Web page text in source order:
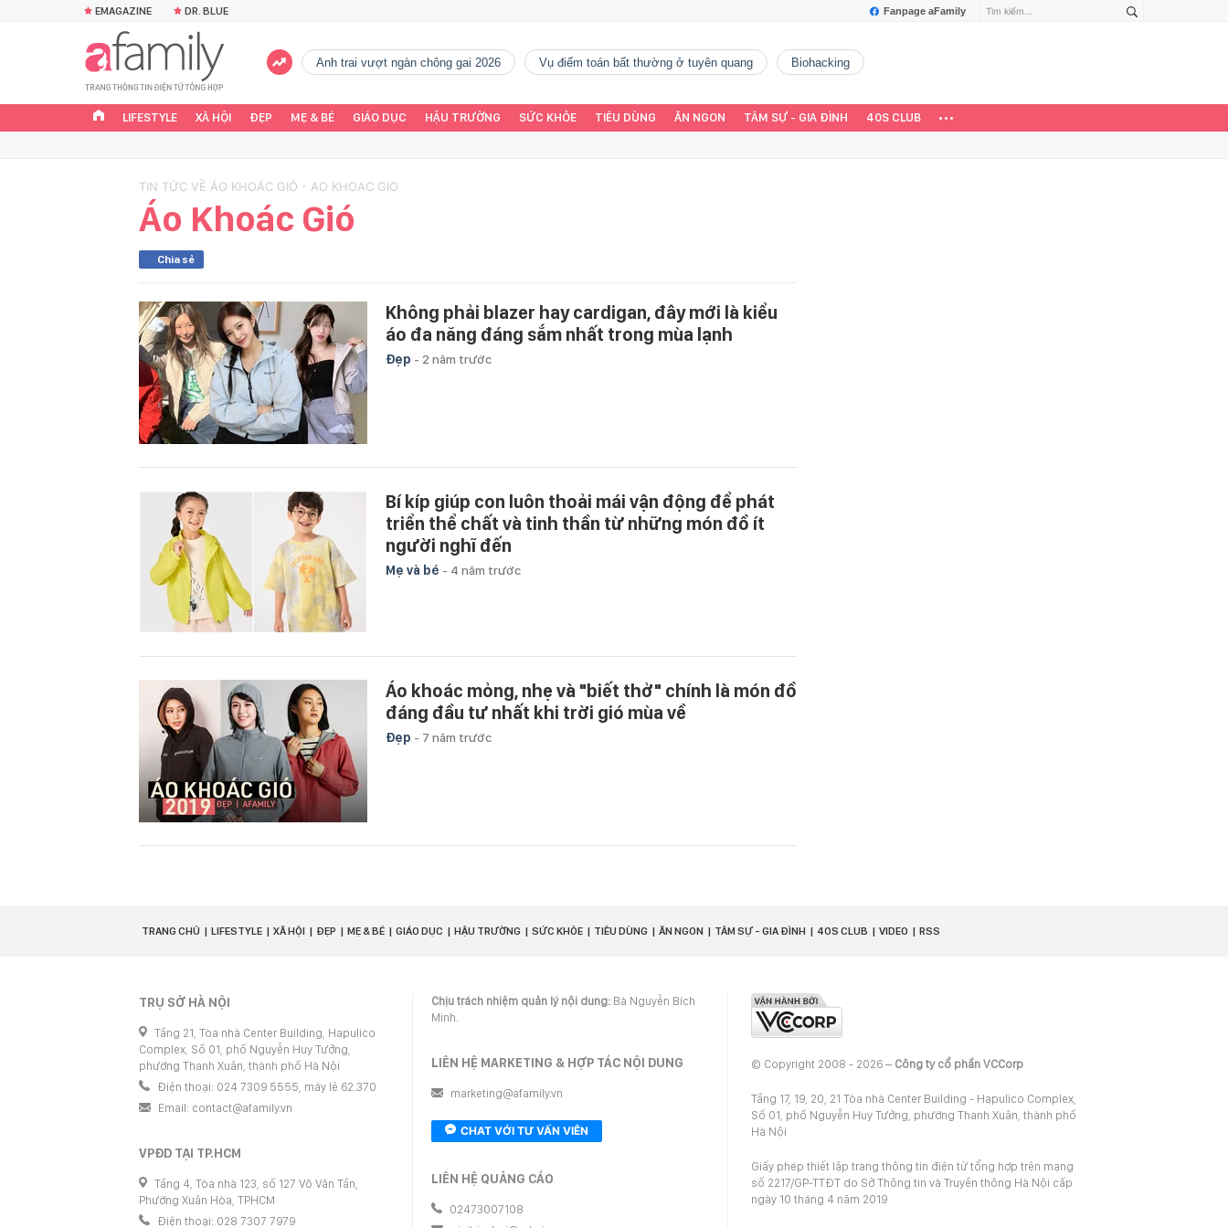
Fanpage aFamily
EMAGAZINE DR. BLUE
Anh trai vượt ngàn chông gai 2026 vụ điểm toán bất thường ở tuyên quang Biohacking
LIFESTYLE XÃ HỘI ĐẸP MẸ & BÉ GIÁO DỤC HẬU TRƯỜNG SỨC KHỎE TIÊU DÙNG ĂN NGON TÂM SỰ - GIA ĐÌNH 40S CLUB
TIN TỨC VỀ ÁO KHOÁC GIÓ - AO KHOAC GIO
Áo Khoác Gió
Chia sẻ
Không phải blazer hay cardigan, đây mới là kiểu
áo đa năng đáng sắm nhất trong mùa lạnh
Đẹp - 2 năm trước
Bí kíp giúp con luôn thoải mái vận động để phát
triển thể chất và tinh thần từ những món đồ ít
người nghĩ đến
Mẹ và bé - 4 năm trước
Áo khoác mỏng, nhẹ và "biết thở" chính là món đồ
đáng đầu tư nhất khi trời gió mùa về
Đẹp - 7 năm trước
TRANG CHỦ LIFESTYLE XÃ HỘI ĐẸP MẸ & BÉ GIÁO DỤC HẬU TRƯỜNG SỨC KHỎE TIÊU DÙNG ĂN NGON TÂM SỰ - GIA ĐÌNH 40S CLUB VIDEO RSS
TRỤ SỞ HÀ NỘI
Tầng 21, Tòa nhà Center Building, Hapulico
Complex, Số 01, phố Nguyễn Huy Tưởng,
phường Thanh Xuân, thành phố Hà Nội
Điện thoại: 024 7309 5555, máy lẻ 62.370
Email: contact@afamily.vn
VPĐD TẠI TP.HCM
Tầng 4, Tòa nhà 123, số 127 Võ Văn Tần,
Phường Xuân Hòa, TPHCM
Điện thoại: 028 7307 7979
Chịu trách nhiệm quản lý nội dung: Bà Nguyễn Bích
Minh.
LIÊN HỆ MARKETING & HỢP TÁC NỘI DUNG
marketing@afamily.vn
CHAT VỚI TƯ VẤN VIÊN
LIÊN HỆ QUẢNG CÁO
02473007108
© Copyright 2008 - 2026 – Công ty cổ phần VCCorp
Tầng 17, 19, 20, 21 Tòa nhà Center Building - Hapulico Complex,
Số 01, phố Nguyễn Huy Tưởng, phường Thanh Xuân, thành phố
Hà Nội
Giấy phép thiết lập trang thông tin điện tử tổng hợp trên mạng
số 2217/GP-TTĐT do Sở Thông tin và Truyền thông Hà Nội cấp
ngày 10 tháng 4 năm 2019